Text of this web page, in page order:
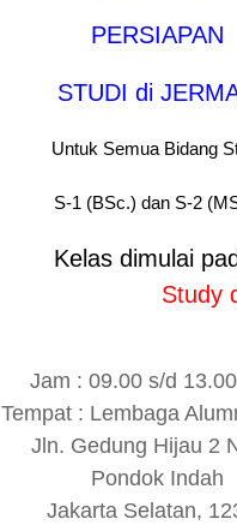
PERSIAPAN
STUDI di
Untuk Semua Bidang
S-1 (BSc.) dan S-2
Kelas dimulai
Study dan
Jam : 09.00 s/d
Tempat : Lembaga
Jln. Gedung Hijau 2
Pondok Indah
Jakarta Selatan,